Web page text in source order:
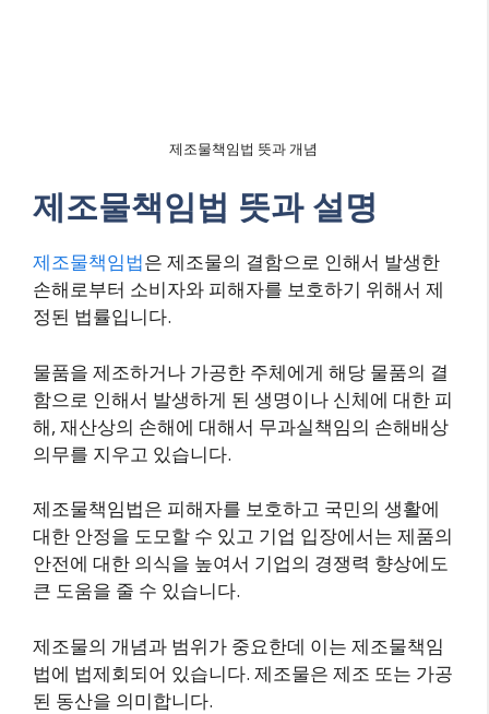
제조물책임법 뜻과 개념
제조물책임법 뜻과 설명
제조물책임법은 제조물의 결함으로 인해서 발생한
손해로부터 소비자와 피해자를 보호하기 위해서 제
정된 법률입니다.
물품을 제조하거나 가공한 주체에게 해당 물품의 결
함으로 인해서 발생하게 된 생명이나 신체에 대한 피
해, 재산상의 손해에 대해서 무과실책임의 손해배상
의무를 지우고 있습니다.
제조물책임법은 피해자를 보호하고 국민의 생활에
대한 안정을 도모할 수 있고 기업 입장에서는 제품의
안전에 대한 의식을 높여서 기업의 경쟁력 향상에도
큰 도움을 줄 수 있습니다.
제조물의 개념과 범위가 중요한데 이는 제조물책임
법에 법제회되어 있습니다. 제조물은 제조 또는 가공
된 동산을 의미합니다.